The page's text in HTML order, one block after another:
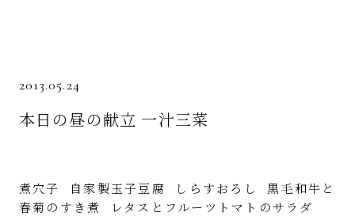
2013.05.24
本日の昼の献立 一汁三菜
煮穴子 自家製玉子豆腐 しらすおろし 黒毛和牛と
春菊のすき煮 レタスとフルーツトマトのサラダ